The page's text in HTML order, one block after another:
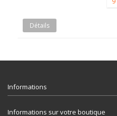
Détails
Informations
Informations sur votre boutique